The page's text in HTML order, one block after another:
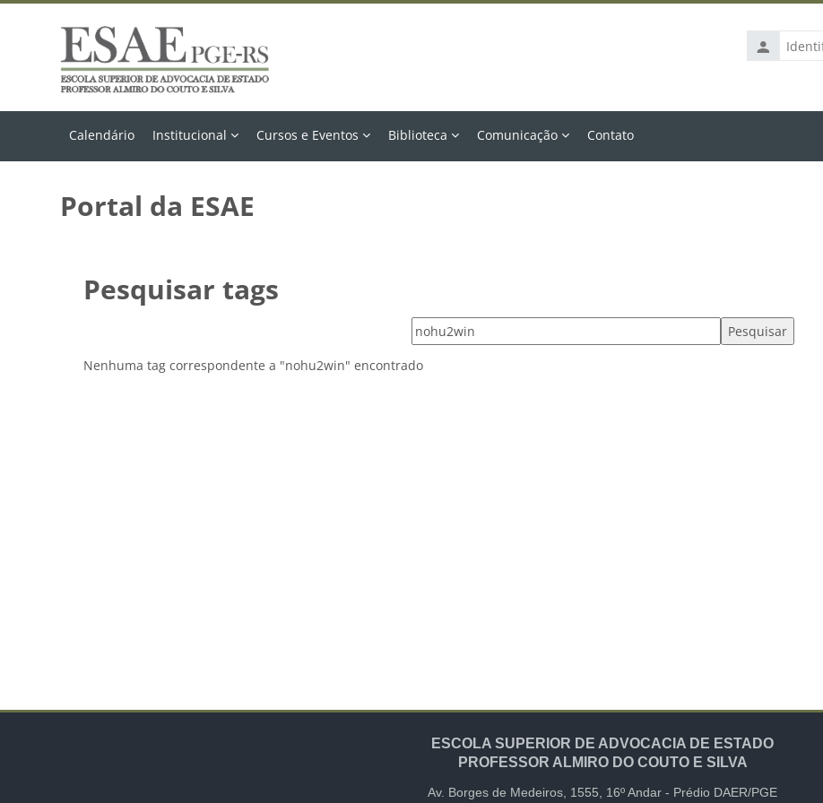
Identificação
de
Calendário Institucional Cursos e Eventos Biblioteca Comunicação Contato
Portal da ESAE
Pesquisar tags
Pesquisar tags
Nenhuma tag correspondente a "nohu2win" encontrado
ESCOLA SUPERIOR DE ADVOCACIA DE ESTADO
PROFESSOR ALMIRO DO COUTO E SILVA
Av. Borges de Medeiros, 1555, 16º Andar - Prédio DAER/PGE